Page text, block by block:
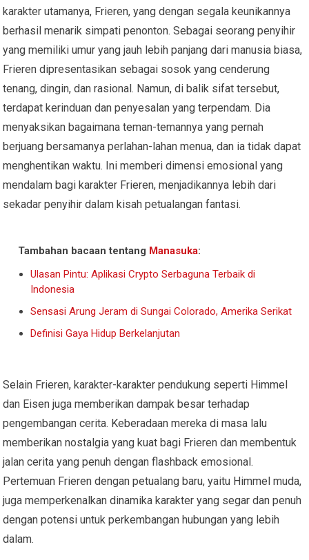
karakter utamanya, Frieren, yang dengan segala keunikannya
berhasil menarik simpati penonton. Sebagai seorang penyihir
yang memiliki umur yang jauh lebih panjang dari manusia biasa,
Frieren dipresentasikan sebagai sosok yang cenderung
tenang, dingin, dan rasional. Namun, di balik sifat tersebut,
terdapat kerinduan dan penyesalan yang terpendam. Dia
menyaksikan bagaimana teman-temannya yang pernah
berjuang bersamanya perlahan-lahan menua, dan ia tidak dapat
menghentikan waktu. Ini memberi dimensi emosional yang
mendalam bagi karakter Frieren, menjadikannya lebih dari
sekadar penyihir dalam kisah petualangan fantasi.
Tambahan bacaan tentang Manasuka:
Ulasan Pintu: Aplikasi Crypto Serbaguna Terbaik di
Indonesia
Sensasi Arung Jeram di Sungai Colorado, Amerika Serikat
Definisi Gaya Hidup Berkelanjutan
Selain Frieren, karakter-karakter pendukung seperti Himmel
dan Eisen juga memberikan dampak besar terhadap
pengembangan cerita. Keberadaan mereka di masa lalu
memberikan nostalgia yang kuat bagi Frieren dan membentuk
jalan cerita yang penuh dengan flashback emosional.
Pertemuan Frieren dengan petualang baru, yaitu Himmel muda,
juga memperkenalkan dinamika karakter yang segar dan penuh
dengan potensi untuk perkembangan hubungan yang lebih
dalam.